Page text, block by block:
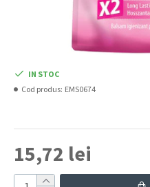
15,72 lei
IN STOC
Cod produs: EMS0674